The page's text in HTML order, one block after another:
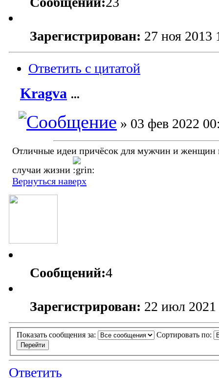
Зарегистрирован: 27 ноя 2013
Ответить с цитатой
Kragva ...
» 03 фев 2022
Отличные идеи причёсок для мужчин и женщин
случаи жизни
Вернуться наверх
Сообщений:4
Зарегистрирован: 22 июл 2021
Показать сообщения за: Сортировать по:
Ответить